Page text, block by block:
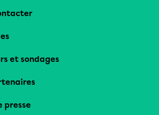
et sondages
presse